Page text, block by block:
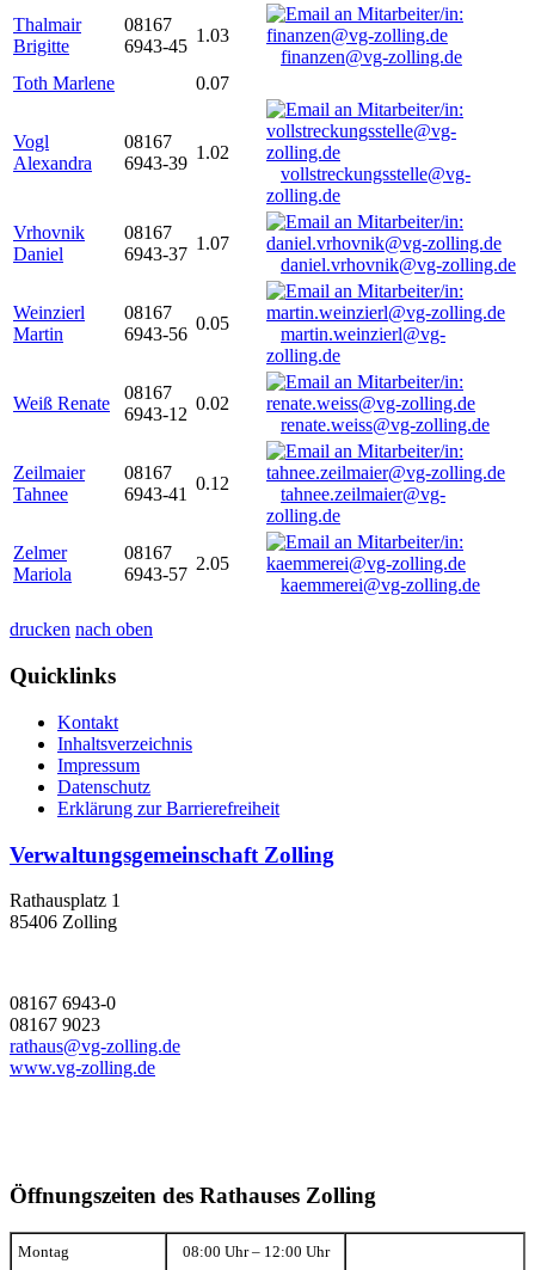
Thalmair
Brigitte
08167
6943-45
1.03
finanzen@vg-zolling.de
Toth Marlene
0.07
Vogl
Alexandra
08167
6943-39
1.02
vollstreckungsstelle@vg-
zolling.de
Vrhovnik
Daniel
08167
6943-37
1.07
daniel.vrhovnik@vg-zolling.de
Weinzierl
Martin
08167
6943-56
0.05
martin.weinzierl@vg-
zolling.de
Weiß Renate
08167
6943-12
0.02
renate.weiss@vg-zolling.de
Zeilmaier
Tahnee
08167
6943-41
0.12
tahnee.zeilmaier@vg-
zolling.de
Zelmer
Mariola
08167
6943-57
2.05
kaemmerei@vg-zolling.de
drucken nach oben
Quicklinks
Kontakt
Inhaltsverzeichnis
Impressum
Datenschutz
Erklärung zur Barrierefreiheit
Verwaltungsgemeinschaft Zolling
Rathausplatz 1
85406 Zolling
08167 6943-0
08167 9023
rathaus@vg-zolling.de
www.vg-zolling.de
Öffnungszeiten des Rathauses Zolling
Montag 08:00 Uhr – 12:00 Uhr